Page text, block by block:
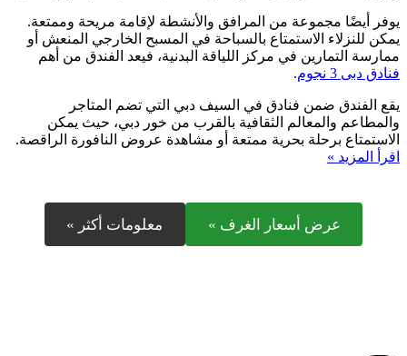
يوفر أيضًا مجموعة من المرافق والأنشطة لإقامة مريحة وممتعة.
يمكن للنزلاء الاستمتاع بالسباحة في المسبح الخارجي المنعش أو
ممارسة التمارين في مركز اللياقة البدنية، فيعد الفندق من أهم
فنادق دبى 3 نجوم
.
يقع الفندق ضمن فنادق في السيف دبي التي تضم المتاجر
والمطاعم والمعالم الثقافية بالقرب من خور دبي، حيث يمكن
الاستمتاع برحلة بحرية ممتعة أو مشاهدة عروض النافورة الراقصة.
اقرأ المزيد »
عرض أسعار الغرف » معلومات أكثر »